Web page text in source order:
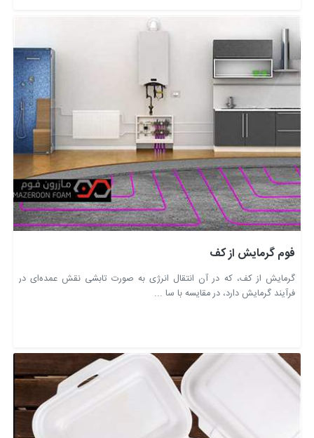
فوم گرمایش از کف
گرمایش از کف، که در آن انتقال انرژی به صورت تابشی نقش عمده‌ای در
فرآیند گرمایش دارد، در مقایسه با سا ...